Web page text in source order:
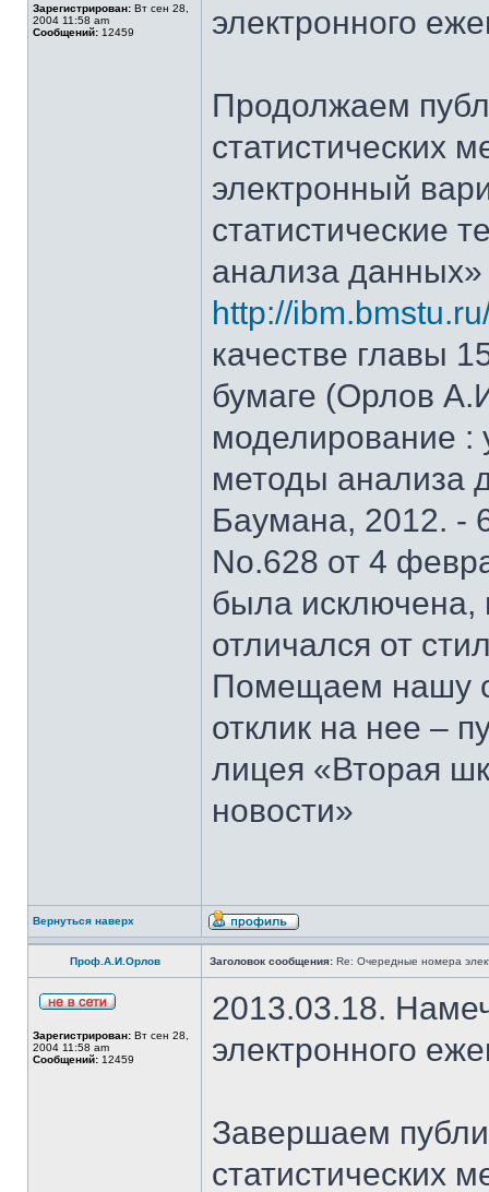
Зарегистрирован: Вт сен 28,
2004 11:58 am
Сообщений: 12459
электронного
Продолжаем
статистических
электронный
статистические
анализа данных»
http://
качестве главы
бумаге (Орлов
моделирование :
методы анализа
Баумана, 2012. -
No.628 от 4
была исключена,
отличался от
Помещаем нашу
отклик на нее –
лицея «Вторая
новости»
Вернуться наверх
Проф.А.И.Орлов Заголовок сообщения: Re: Очередные номера
Зарегистрирован: Вт сен 28,
2004 11:58 am
Сообщений: 12459
2013.03.18.
электронного
Завершаем
статистических